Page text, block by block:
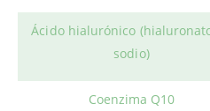
Ácido hialurónico
sodio)
Coenzima Q10